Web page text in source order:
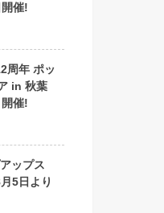
催!
周年 ポッ
in 秋葉
催!
ップス
5日より